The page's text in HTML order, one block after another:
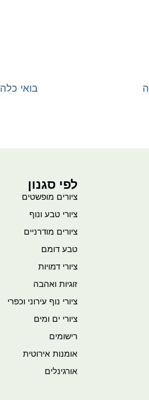
בואי כלה
לפי סגנון
ציורים מופשטים
ציורי טבע ונוף
ציורים מודרניים
טבע דומם
ציורי דמויות
זוגיות ואהבה
ציורי נוף עירוני וכפרי
ציורי ים ומים
רישומים
אומנות אירוטית
אורגינלים